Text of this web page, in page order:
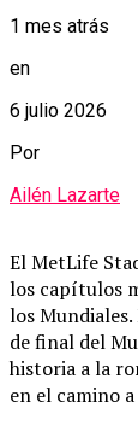
1 mes atrás
en
6 julio 2026
Por
Ailén Lazarte
El MetLife
los capítulos
los Mundiales.
de final del
historia a la
en el camino